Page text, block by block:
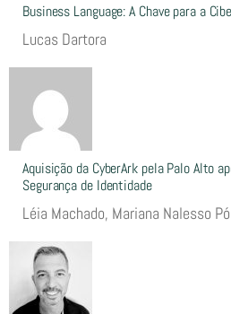
Business Language: A Chave para a
Lucas Dartora
Aquisição da CyberArk pela Palo Alto
Segurança de Identidade
Léia Machado, Mariana Nalesso